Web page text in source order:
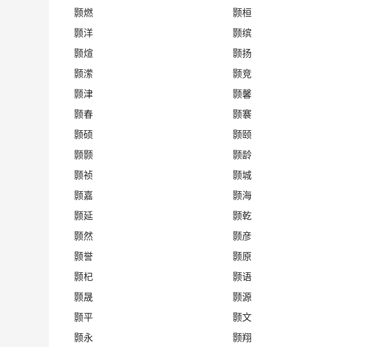
颢燃
颢桓
颢洋
颢缤
颢煊
颢扬
颢潆
颢竞
颢津
颢馨
颢春
颢褰
颢硕
颢颐
颢颢
颢龄
颢祯
颢城
颢嘉
颢海
颢延
颢乾
颢然
颢彦
颢誉
颢原
颢杞
颢语
颢晟
颢源
颢平
颢文
颢永
颢翔